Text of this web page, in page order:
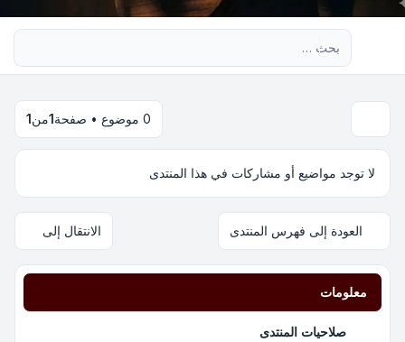
0 موضوع • صفحة 1من1
لا توجد مواضيع أو مشاركات في هذا المنتدى
العودة إلى فهرس المنتدى الانتقال إلى
معلومات
صلاحيات المنتدى